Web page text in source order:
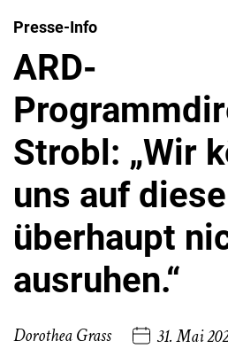
Presse-Info
ARD-
Strobl: „Wir
uns auf
überhaupt
ausruhen.“
Dorothea Grass 31. Mai